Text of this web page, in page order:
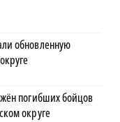
обновленную
погибших бойцов
округе